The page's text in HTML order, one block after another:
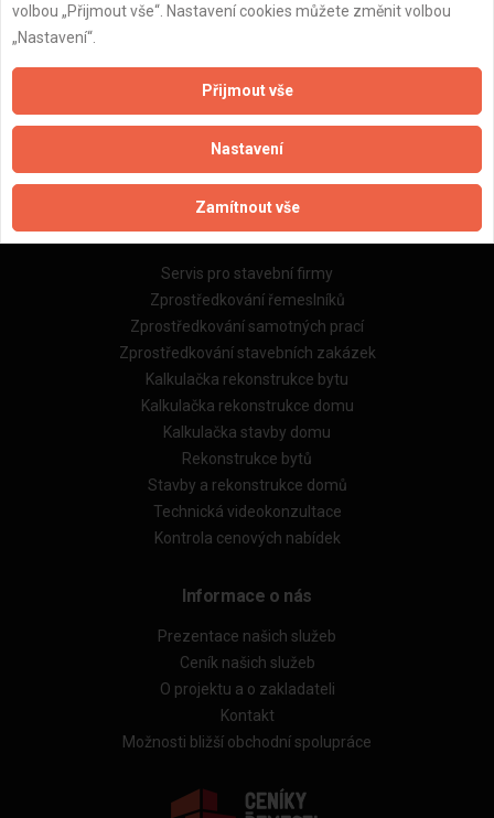
Naše firmy a řemeslníci
Zásady pro používání souborů cookie
Obchodní podmínky (zprostředkování)
Obchodní podmínky (rozpočtování)
Reference
Naše excelové tabulky online
Naše služby
Servis pro stavební firmy
Zprostředkování řemeslníků
Zprostředkování samotných prací
Zprostředkování stavebních zakázek
Kalkulačka rekonstrukce bytu
Kalkulačka rekonstrukce domu
Kalkulačka stavby domu
Rekonstrukce bytů
Stavby a rekonstrukce domů
Technická videokonzultace
Kontrola cenových nabídek
Informace o nás
Prezentace našich služeb
Ceník našich služeb
O projektu a o zakladateli
Kontakt
Možnosti bližší obchodní spolupráce
volbou „Přijmout vše“. Nastavení cookies můžete změnit volbou
„Nastavení“.
Přijmout vše
Nastavení
Zamítnout vše